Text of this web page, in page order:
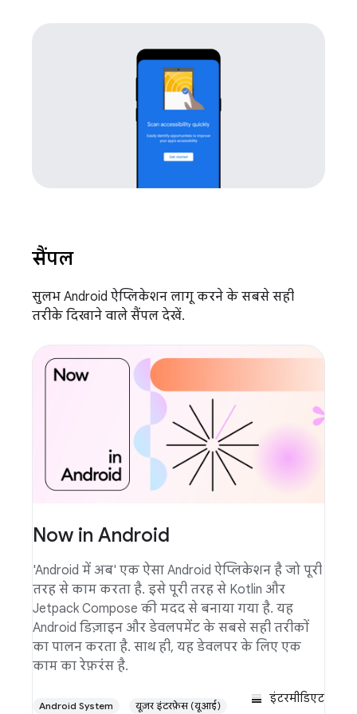
सैंपल
सुलभ Android ऐप्लिकेशन लागू करने के सबसे सही
तरीके दिखाने वाले सैंपल देखें.
Now in Android
'Android में अब' एक ऐसा Android ऐप्लिकेशन है जो पूरी
तरह से काम करता है. इसे पूरी तरह से Kotlin और
Jetpack Compose की मदद से बनाया गया है. यह
Android डिज़ाइन और डेवलपमेंट के सबसे सही तरीकों
का पालन करता है. साथ ही, यह डेवलपर के लिए एक
काम का रेफ़रंस है.
Android System यूज़र इंटरफ़ेस (यूआई)
इंटरमीडिएट